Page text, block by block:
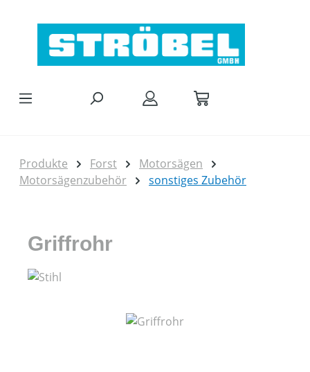
Produkte Forst
Motorsägen
Motorsägenzubehör
sonstiges Zubehör
Griffrohr
Bildergalerie überspringen